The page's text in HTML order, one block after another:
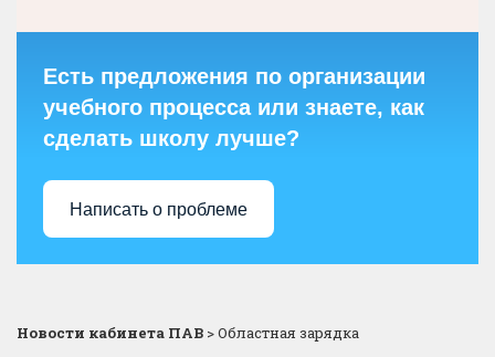
Есть предложения по организации
учебного процесса или знаете, как
сделать школу лучше?
Написать о проблеме
Новости кабинета ПАВ >Областная зарядка